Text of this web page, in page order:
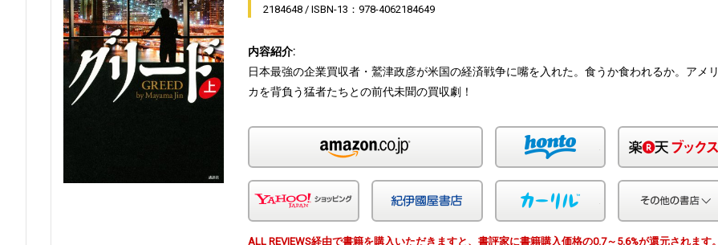
2184648
ISBN-13：978-4062184649
内容紹介:
日本最強の企業買収者・鷲津政彦が米国の経済戦争に嘴を入れた。食うか食われるか。アメリ
カを背負う猛者たちとの前代未聞の買収劇！
honto
Yahoo!ショッピング 紀伊国屋 カーリル
ALL REVIEWS経由で書籍を購入いただきますと、書評家に書籍購入価格の0.7～5.6%が還元されます。